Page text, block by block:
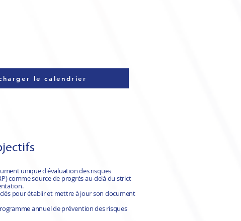
unique d'évaluation des risques
comme source de progrès au-delà du strict
pour établir et mettre à jour son document
annuel de prévention des risques
le calendrier